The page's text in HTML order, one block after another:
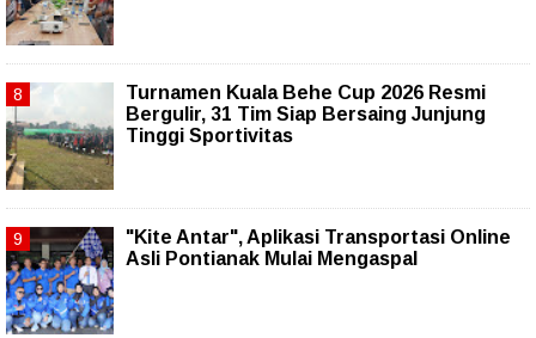
Turnamen Kuala Behe Cup 2026 Resmi
Bergulir, 31 Tim Siap Bersaing Junjung
Tinggi Sportivitas
"Kite Antar", Aplikasi Transportasi Online
Asli Pontianak Mulai Mengaspal